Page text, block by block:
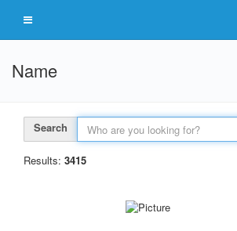
Name
Search
Results: 3415